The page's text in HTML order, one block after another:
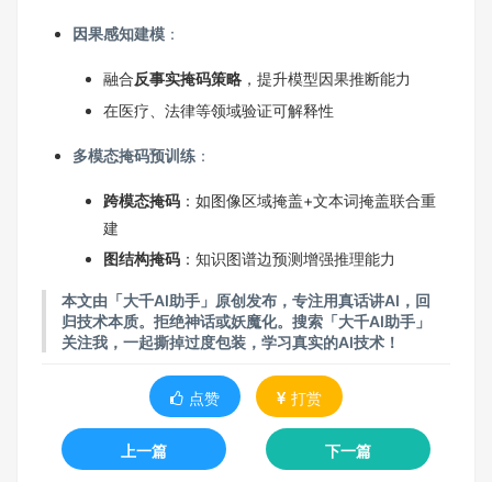
因果感知建模 ：
融合反事实掩码策略 ，提升模型因果推断能力
在医疗、法律等领域验证可解释性
多模态掩码预训练 ：
跨模态掩码 ：如图像区域掩盖+文本词掩盖联合重
建
图结构掩码 ：知识图谱边预测增强推理能力
本文由「大千AI助手」原创发布，专注用真话讲AI，回
归技术本质。拒绝神话或妖魔化。搜索「大千AI助手」
关注我，一起撕掉过度包装，学习真实的AI技术！
点赞 打赏
上一篇 下一篇